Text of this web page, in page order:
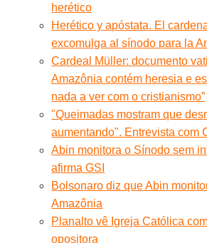
herético
Herético y apóstata. El
excomulga al sínodo para la
Cardeal Müller: documento
Amazônia contém heresia e
nada a ver com o cristianismo”
"Queimadas mostram que
aumentando". Entrevista com
Abin monitora o Sínodo sem
afirma GSI
Bolsonaro diz que Abin
Amazônia
Planalto vê Igreja Católica
opositora